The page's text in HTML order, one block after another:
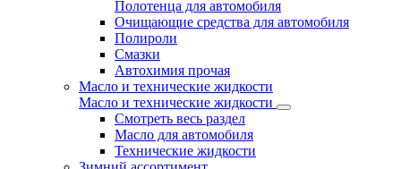
Полотенца для автомобиля
Очищающие средства для автомобиля
Полироли
Смазки
Автохимия прочая
Масло и технические жидкости
Масло и технические жидкости
Смотреть весь раздел
Масло для автомобиля
Технические жидкости